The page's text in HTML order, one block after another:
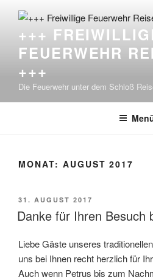
Inhalt
springen+++
FEUERWEHR
+++
Die Feuerwehr unter dem Schloß
MONAT: AUGUST 2017
VERÖFFENTLICHT
AM
31. AUGUST 2017
Danke für Ihren Besuch
Liebe Gäste unseres
uns bei Ihnen recht herzlich für
Auch wenn Petrus bis zum